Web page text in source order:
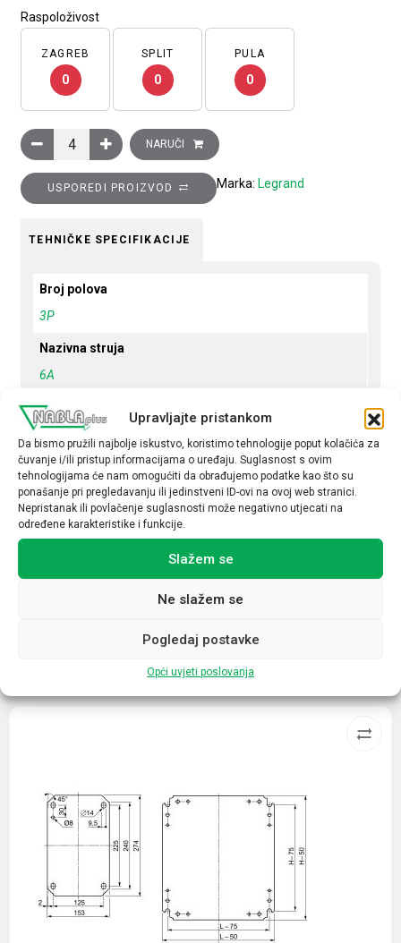
Upravljajte pristankom
Da bismo pružili najbolje iskustvo, koristimo tehnologije poput kolačića za
čuvanje i/ili pristup informacijama o uređaju. Suglasnost s ovim
tehnologijama će nam omogućiti da obrađujemo podatke kao što su
ponašanje pri pregledavanju ili jedinstveni ID-ovi na ovoj web stranici.
Nepristanak ili povlačenje suglasnosti može negativno utjecati na
određene karakteristike i funkcije.
Slažem se
Ne slažem se
Pogledaj postavke
Opći uvjeti poslovanja
Raspoloživost
ZAGREB
0
SPLIT
0
PULA
0
Minijaturni automatski prekidač 6kA,3P, 6A ,C krivulja količina
NARUČI
USPOREDI PROIZVOD Marka: Legrand
TEHNIČKE SPECIFIKACIJE
Broj polova
3P
Nazivna struja
6A
Krivulja
C
Prekidna moć
6kA
Tip opreme / uređaja
Minijaturni automatski prekidač
Povezani proizvodi